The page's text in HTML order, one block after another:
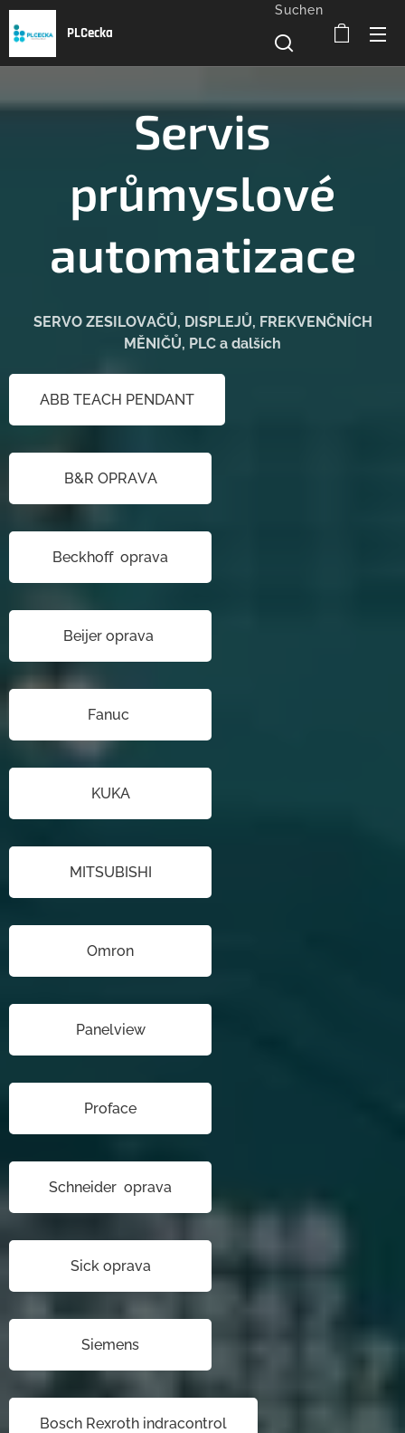
PLCecka
Suchen
Servis
průmyslové
automatizace
SERVO ZESILOVAČŮ, DISPLEJŮ, FREKVENČNÍCH
MĚNIČŮ, PLC a dalších
ABB TEACH PENDANT
B&R OPRAVA
Beckhoff oprava
Beijer oprava
Fanuc
KUKA
MITSUBISHI
Omron
Panelview
Proface
Schneider oprava
Sick oprava
Siemens
Bosch Rexroth indracontrol